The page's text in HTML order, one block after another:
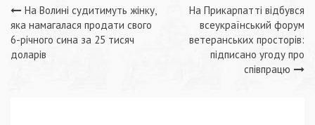
Навігація
записів
На Волині судитимуть жінку,
яка намагалася продати свого
6-річного сина за 25 тисяч
доларів
На Прикарпатті відбувся
всеукраїнський форум
ветеранських просторів:
підписано угоду про
співпрацю